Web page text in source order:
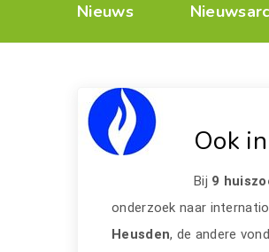
Nieuws
Ook
Bij 9
onderzoek naar
Heusden, de andere